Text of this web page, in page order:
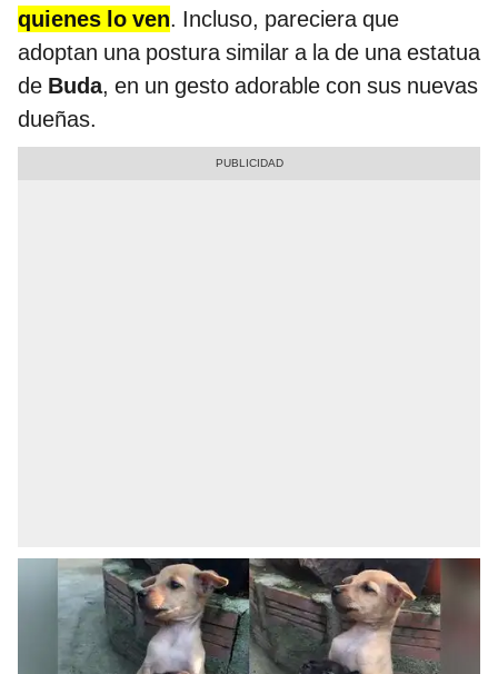
quienes lo ven. Incluso, pareciera que
adoptan una postura similar a la de una estatua
de Buda, en un gesto adorable con sus nuevas
dueñas.